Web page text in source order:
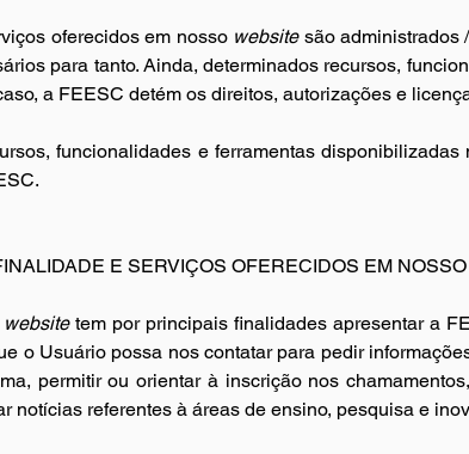
oferecidos em nosso website são administrados
para tanto. Ainda, determinados recursos,
a FEESC detém os direitos, autorizações e
funcionalidades e ferramentas disponibilizadas
E SERVIÇOS OFERECIDOS EM NOSSO
website tem por principais finalidades apresentar a
o Usuário possa nos contatar para pedir
permitir ou orientar à inscrição nos
notícias referentes à áreas de ensino, pesquisa e